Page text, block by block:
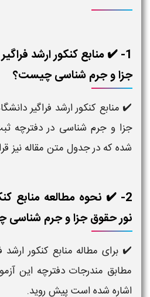
1- ✔️ منابع کنکور ارشد
جزا و جرم شناسی چیست؟
✔️ منابع کنکور ارشد فراگیر
جزا و جرم شناسی در دفترچه
شده که در جدول متن مقاله نیز
2- ✔️ نحوه مطالعه منابع
نور حقوق جزا و جرم شناسی
✔️ برای مطاله منابع کنکور ارشد
مطابق مندرجات دفترچه این
اشاره شده است پیش روید.